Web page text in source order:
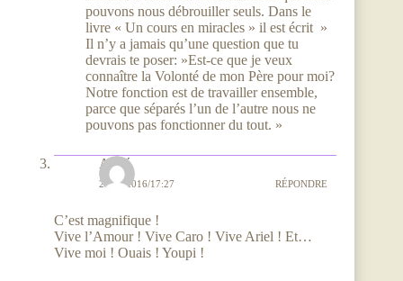
pouvons nous débrouiller seuls. Dans le
livre « Un cours en miracles » il est écrit »
Il n’y a jamais qu’une question que tu
devrais te poser: »Est-ce que je veux
connaître la Volonté de mon Père pour moi?
Notre fonction est de travailler ensemble,
parce que séparés l’un de l’autre nous ne
pouvons pas fonctionner du tout. »
Aimé
24/09/2016/17:27 RÉPONDRE
C’est magnifique !
Vive l’Amour ! Vive Caro ! Vive Ariel ! Et…
Vive moi ! Ouais ! Youpi !